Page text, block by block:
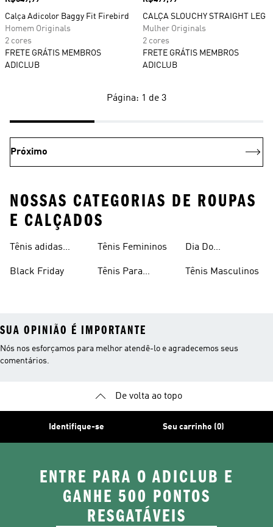
Calça Adicolor Baggy Fit Firebird
Homem Originals
2 cores
FRETE GRÁTIS MEMBROS
ADICLUB
CALÇA SLOUCHY STRAIGHT LEG
Mulher Originals
2 cores
FRETE GRÁTIS MEMBROS
ADICLUB
Página: 1 de 3
Próximo
NOSSAS CATEGORIAS DE ROUPAS
E CALÇADOS
Tênis adidas
Black Friday
Tênis Femininos
Tênis Para
Dia Do
Tênis Masculinos
SUA OPINIÃO É IMPORTANTE
Nós nos esforçamos para melhor atendê-lo e agradecemos seus
comentários.
De volta ao topo
Identifique-se Seu carrinho (0)
ENTRE PARA O ADICLUB E
GANHE 500 PONTOS
RESGATÁVEIS